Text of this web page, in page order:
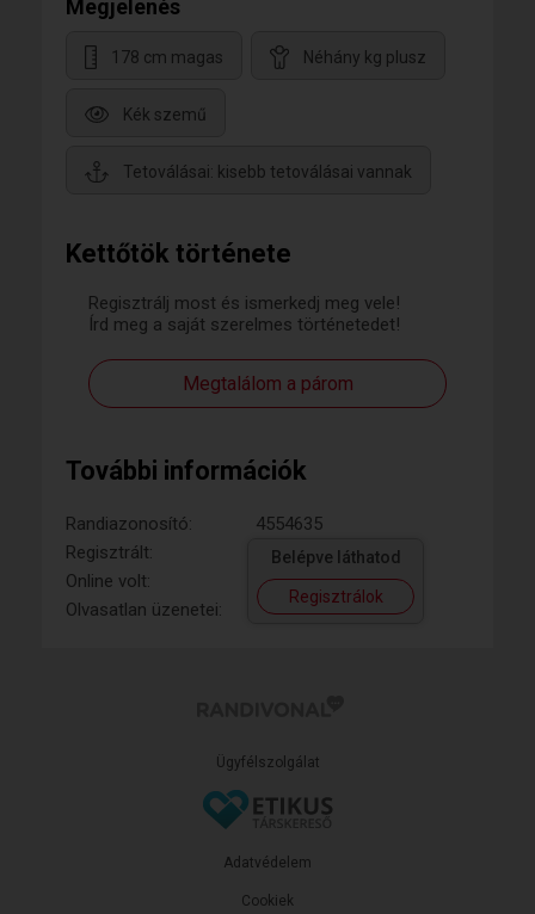
Kettőtök története
Regisztrálj most és ismerkedj meg vele!
Írd meg a saját szerelmes történetedet!
Megtalálom a párom
További információk
Randiazonosító:
4554635
Regisztrált:
Online volt:
Olvasatlan üzenetei:
Belépve láthatod
Regisztrálok
Megjelenés
178 cm magas Néhány kg plusz
Kék szemű
Tetoválásai: kisebb tetoválásai vannak
Ügyfélszolgálat
Adatvédelem
Cookiek